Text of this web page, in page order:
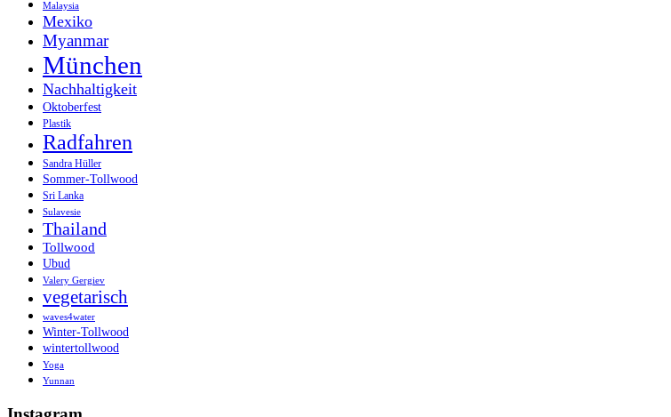
Malaysia
Mexiko
Myanmar
München
Nachhaltigkeit
Oktoberfest
Plastik
Radfahren
Sandra Hüller
Sommer-Tollwood
Sri Lanka
Sulavesie
Thailand
Tollwood
Ubud
Valery Gergiev
vegetarisch
waves4water
Winter-Tollwood
wintertollwood
Yoga
Yunnan